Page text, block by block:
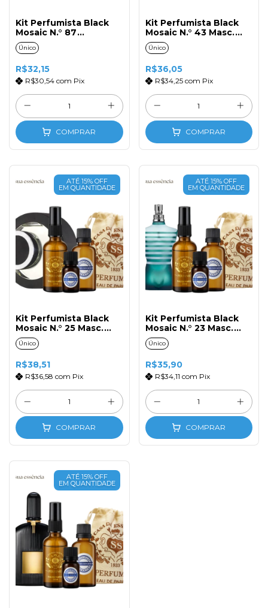
Kit Perfumista Black
Mosaic N.° 87
Masculina 50ml
Único
R$32,15
R$30,54 com Pix
COMPRAR
Kit Perfumista Black
Mosaic N.° 43 Masc.
50ml
Único
R$36,05
R$34,25 com Pix
COMPRAR
ATÉ 15% OFF
EM QUANTIDADE
Kit Perfumista Black
Mosaic N.° 25 Masc.
50ml
Único
R$38,51
R$36,58 com Pix
COMPRAR
ATÉ 15% OFF
EM QUANTIDADE
Kit Perfumista Black
Mosaic N.° 23 Masc.
50ml
Único
R$35,90
R$34,11 com Pix
COMPRAR
ATÉ 15% OFF
EM QUANTIDADE